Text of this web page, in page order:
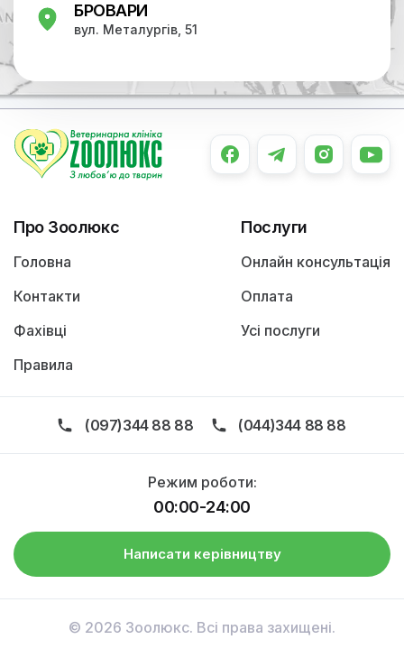
БРОВАРИ
вул. Металургів, 51
Про Зоолюкс
Головна
Контакти
Фахівці
Правила
Послуги
Онлайн консультація
Оплата
Усі послуги
(097)344 88 88 (044)344 88 88
Режим роботи:
00:00-24:00
Написати керівництву
© 2026 Зоолюкс. Всі права захищені.